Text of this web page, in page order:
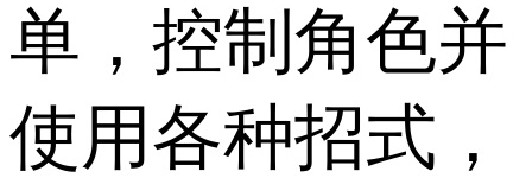
单，控制角色并
使用各种招式，